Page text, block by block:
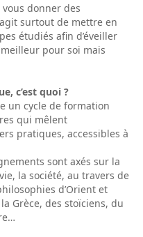
donner des
surtout de mettre en
étudiés afin d’éveiller
pour soi mais
c’est quoi ?
un cycle de formation
qui mêlent
pratiques, accessibles à
sont axés sur la
la société, au travers de
d’Orient et
Grèce, des stoïciens, du